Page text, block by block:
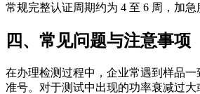
常规完整认证周期约为 4 至 6 周，加
四、常见问题与注意事项
在办理检测过程中，企业常遇到样品
准号。对于测试中出现的功率衰减过